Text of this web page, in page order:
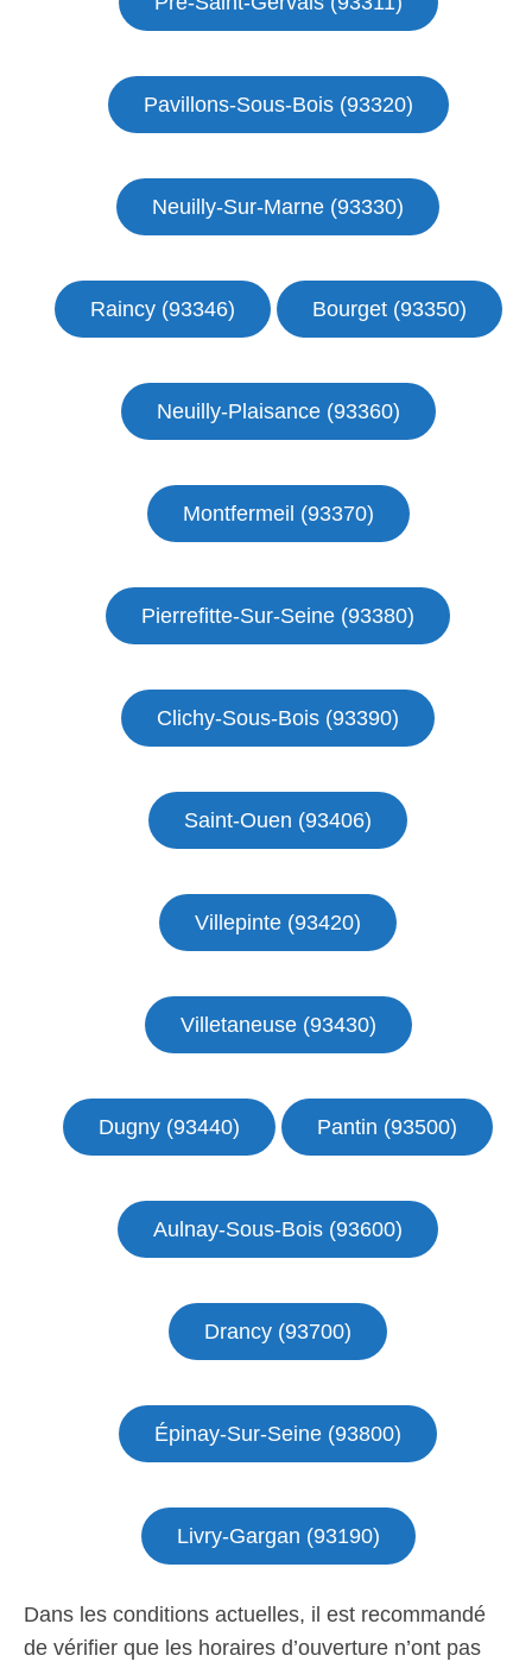
Pavillons-Sous-Bois (93320)
Neuilly-Sur-Marne (93330)
Raincy (93346) Bourget (93350)
Neuilly-Plaisance (93360)
Montfermeil (93370)
Pierrefitte-Sur-Seine (93380)
Clichy-Sous-Bois (93390)
Saint-Ouen (93406)
Villepinte (93420)
Villetaneuse (93430)
Dugny (93440) Pantin (93500)
Aulnay-Sous-Bois (93600)
Drancy (93700)
Épinay-Sur-Seine (93800)
Livry-Gargan (93190)
Dans les conditions actuelles, il est recommandé
de vérifier que les horaires d’ouverture n’ont pas